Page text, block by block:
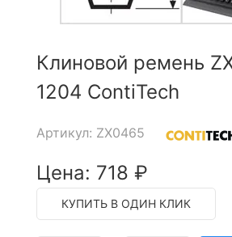
Клиновой ремень
1204 ContiTech
Артикул: ZX0465
Цена: 718 ₽
КУПИТЬ В ОДИН КЛИК